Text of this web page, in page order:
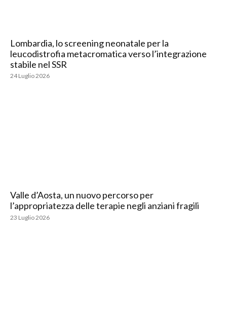
Lombardia, lo screening neonatale per la
leucodistrofia metacromatica verso l’integrazione
stabile nel SSR
24 Luglio 2026
Valle d’Aosta, un nuovo percorso per
l’appropriatezza delle terapie negli anziani fragili
23 Luglio 2026